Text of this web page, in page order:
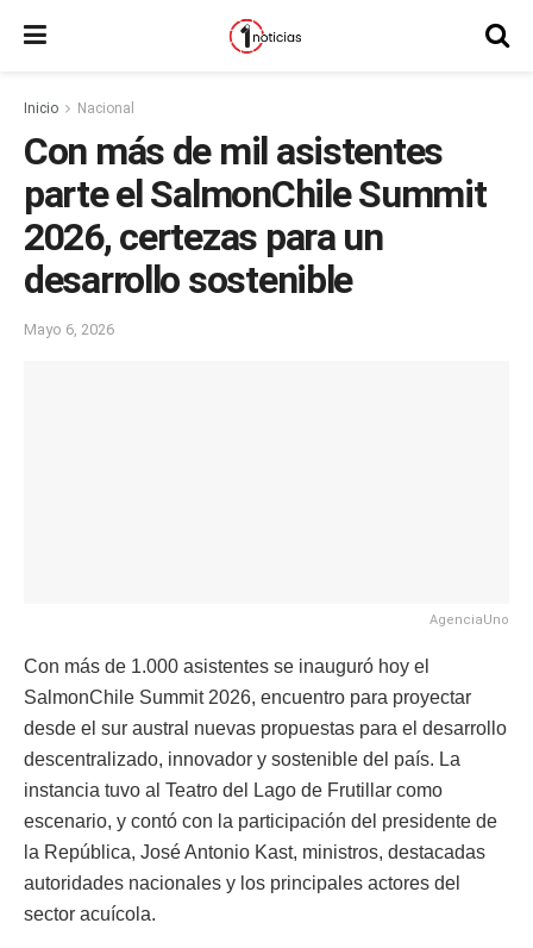
Inicio Nacional
Con más de mil asistentes
parte el SalmonChile Summit
2026, certezas para un
desarrollo sostenible
Mayo 6, 2026
AgenciaUno
Con más de 1.000 asistentes se inauguró hoy el
SalmonChile Summit 2026, encuentro para proyectar
desde el sur austral nuevas propuestas para el desarrollo
descentralizado, innovador y sostenible del país. La
instancia tuvo al Teatro del Lago de Frutillar como
escenario, y contó con la participación del presidente de
la República, José Antonio Kast, ministros, destacadas
autoridades nacionales y los principales actores del
sector acuícola.